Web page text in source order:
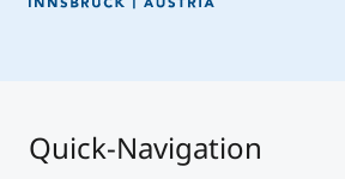
Quick-Navigation